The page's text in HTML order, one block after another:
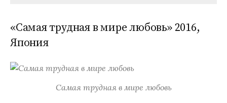
«Самая трудная в мире любовь» 2016,
Япония
Самая трудная в мире любовь